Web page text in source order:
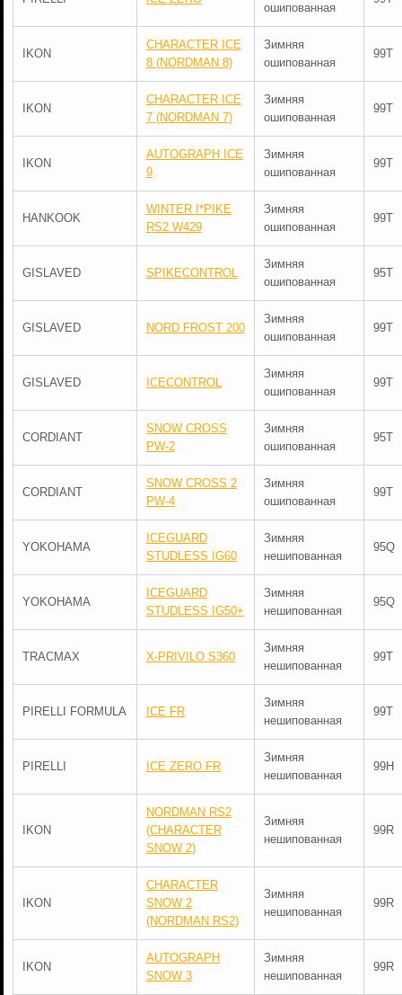
ошипованная
IKON
CHARACTER ICE
8 (NORDMAN 8)
Зимняя
ошипованная
99T
IKON
CHARACTER ICE
7 (NORDMAN 7)
Зимняя
ошипованная
99T
IKON
AUTOGRAPH ICE
9
Зимняя
ошипованная
99T
HANKOOK
WINTER I*PIKE
RS2 W429
Зимняя
ошипованная
99T
GISLAVED SPIKECONTROL
Зимняя
ошипованная
95T
GISLAVED NORD FROST 200
Зимняя
ошипованная
99T
GISLAVED ICECONTROL
Зимняя
ошипованная
99T
CORDIANT
SNOW CROSS
PW-2
Зимняя
ошипованная
95T
CORDIANT
SNOW CROSS 2
PW-4
Зимняя
ошипованная
99T
YOKOHAMA
ICEGUARD
STUDLESS IG60
Зимняя
нешипованная
95Q
YOKOHAMA
ICEGUARD
STUDLESS IG50+
Зимняя
нешипованная
95Q
TRACMAX X-PRIVILO S360
Зимняя
нешипованная
99T
PIRELLI FORMULA ICE FR
Зимняя
нешипованная
99T
PIRELLI ICE ZERO FR
Зимняя
нешипованная
99H
IKON
NORDMAN RS2
(CHARACTER
SNOW 2)
Зимняя
нешипованная
99R
IKON
CHARACTER
SNOW 2
(NORDMAN RS2)
Зимняя
нешипованная
99R
IKON
AUTOGRAPH
SNOW 3
Зимняя
нешипованная
99R